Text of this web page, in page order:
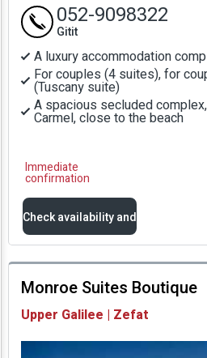
A luxury accommodation
For couples (4 suites), for
(Tuscany suite)
A spacious secluded
Carmel, close to the beach
Immediate
confirmation
052-9098322
Gitit
Check availability and
prices
Availability and
Prices
Monroe Suites Boutique
Upper Galilee | Zefat